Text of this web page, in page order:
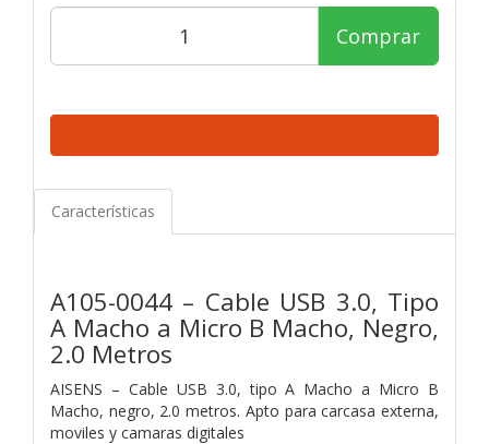
Comprar
Características
A105-0044 – Cable USB 3.0, Tipo
A Macho a Micro B Macho, Negro,
2.0 Metros
AISENS – Cable USB 3.0, tipo A Macho a Micro B
Macho, negro, 2.0 metros. Apto para carcasa externa,
moviles y camaras digitales